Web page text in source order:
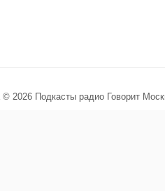
© 2026 Подкасты радио Говорит